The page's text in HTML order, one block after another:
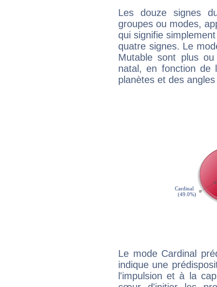
Les douze signes
groupes ou modes,
qui signifie
quatre signes. Le
Mutable sont plus
natal, en fonction de
planètes et des
Le mode Cardinal
indique une
l'impulsion et à la